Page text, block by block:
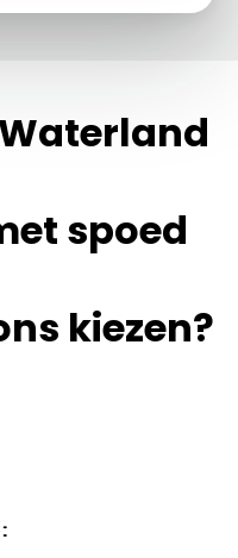
spoed
kiezen?